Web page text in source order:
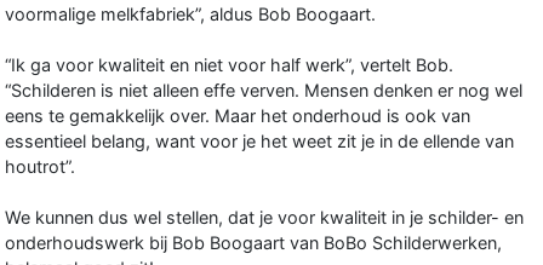
voormalige melkfabriek”, aldus Bob Boogaart.
“Ik ga voor kwaliteit en niet voor half werk”, vertelt Bob.
“Schilderen is niet alleen effe verven. Mensen denken er nog wel
eens te gemakkelijk over. Maar het onderhoud is ook van
essentieel belang, want voor je het weet zit je in de ellende van
houtrot”.
We kunnen dus wel stellen, dat je voor kwaliteit in je schilder- en
onderhoudswerk bij Bob Boogaart van BoBo Schilderwerken,